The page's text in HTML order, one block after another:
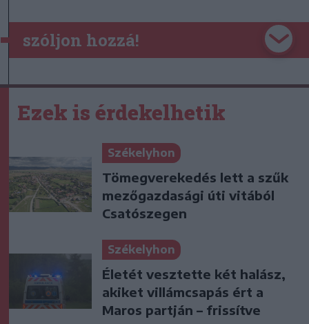
szóljon hozzá!
Ezek is érdekelhetik
Székelyhon
Tömegverekedés lett a szűk
mezőgazdasági úti vitából
Csatószegen
Székelyhon
Életét vesztette két halász,
akiket villámcsapás ért a
Maros partján – frissítve